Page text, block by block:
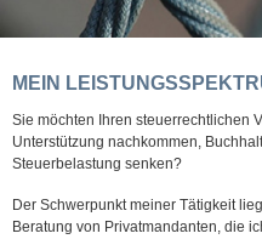
MEIN
Sie möchten Ihren steuerrechtlichen
Unterstützung nachkommen,
Steuerbelastung senken?
Der Schwerpunkt meiner Tätigkeit
Beratung von Privatmandanten, die